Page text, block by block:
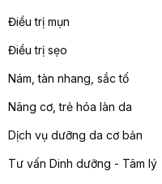
Điều trị mụn
Điều trị sẹo
Nám, tàn nhang, sắc tố
Nâng cơ, trẻ hóa làn da
Dịch vụ dưỡng da cơ bản
Tư vấn Dinh dưỡng - Tâm lý